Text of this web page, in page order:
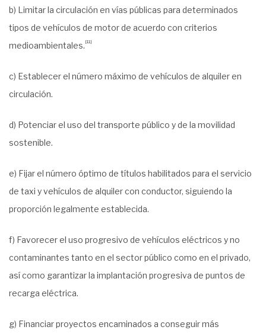
b) Limitar la circulación en vías públicas para determinados
tipos de vehículos de motor de acuerdo con criterios
medioambientales. [11]
c) Establecer el número máximo de vehículos de alquiler en
circulación.
d) Potenciar el uso del transporte público y de la movilidad
sostenible.
e) Fijar el número óptimo de títulos habilitados para el servicio
de taxi y vehículos de alquiler con conductor, siguiendo la
proporción legalmente establecida.
f) Favorecer el uso progresivo de vehículos eléctricos y no
contaminantes tanto en el sector público como en el privado,
así como garantizar la implantación progresiva de puntos de
recarga eléctrica.
g) Financiar proyectos encaminados a conseguir más